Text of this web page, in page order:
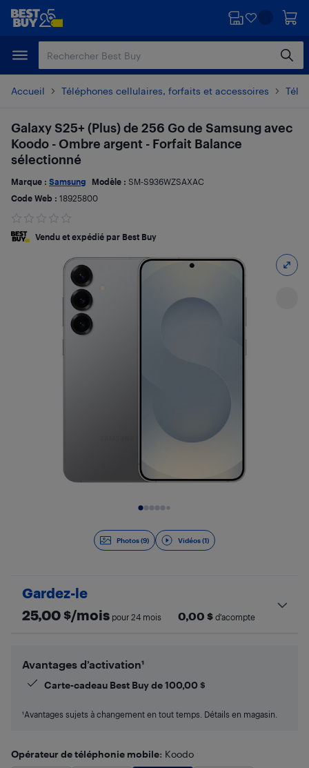
Passer
principal
Passer
Accueil Téléphones cellulaires, forfaits et accessoires
Photos (9) Vidéos (1)
Galaxy S25+ (Plus) de 256 Go de Samsung avec
Koodo - Ombre argent - Forfait Balance
sélectionné
Marque : Samsung Modèle : SM-S936WZSAXAC
Code Web : 18925800
Vendu et expédié par Best Buy
Gardez-le
25,00 $/mois pour 24 mois 0,00 $ d’acompte
Avantages d’activation¹
Carte-cadeau Best Buy de100,00 $
¹Avantages sujets à changement en tout temps. Détails en magasin.
Opérateur de téléphonie mobile: Koodo